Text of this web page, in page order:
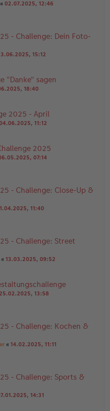
« 02.07.2025, 12:46
- Challenge: Dein Foto-
15:12
"Danke" sagen
18:40
2025 - April
04.06.2025, 11:12
2025
07:14
- Challenge: Close-Up &
11:40
- Challenge: Street
« 13.03.2025, 09:52
25.02.2025, 13:58
- Challenge: Kochen &
« 14.02.2025, 11:11
- Challenge: Sports &
14:31